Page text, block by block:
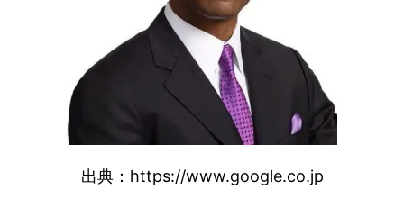
出典：https://www.google.co.jp